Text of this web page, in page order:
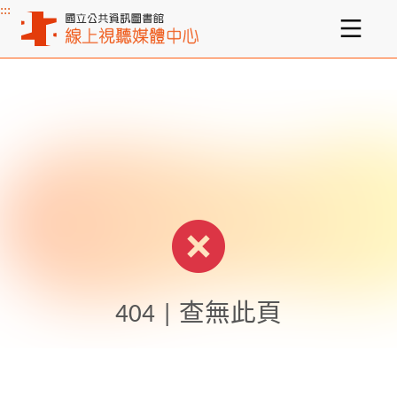
主要內容區塊
:::
404 | 查無此頁